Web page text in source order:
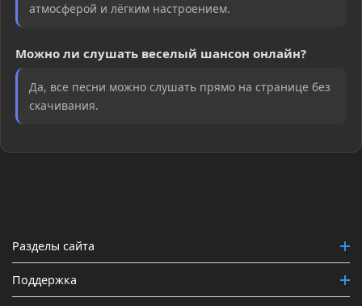
атмосферой и лёгким настроением.
Можно ли слушать веселый шансон онлайн?
Да, все песни можно слушать прямо на странице без
скачивания.
Разделы сайта
Поддержка